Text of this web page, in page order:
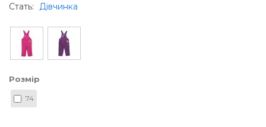
Стать: Дівчинка
Розмір
74